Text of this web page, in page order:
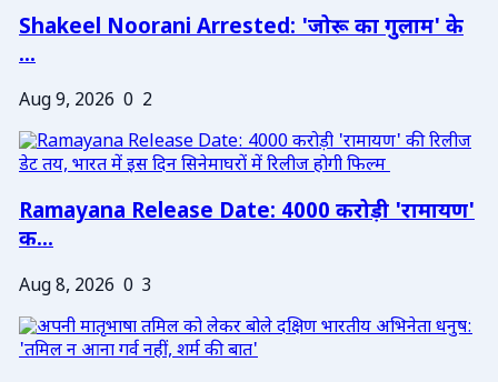
Shakeel Noorani Arrested: 'जोरू का गुलाम' के
...
Aug 9, 2026 0 2
Ramayana Release Date: 4000 करोड़ी 'रामायण'
क...
Aug 8, 2026 0 3